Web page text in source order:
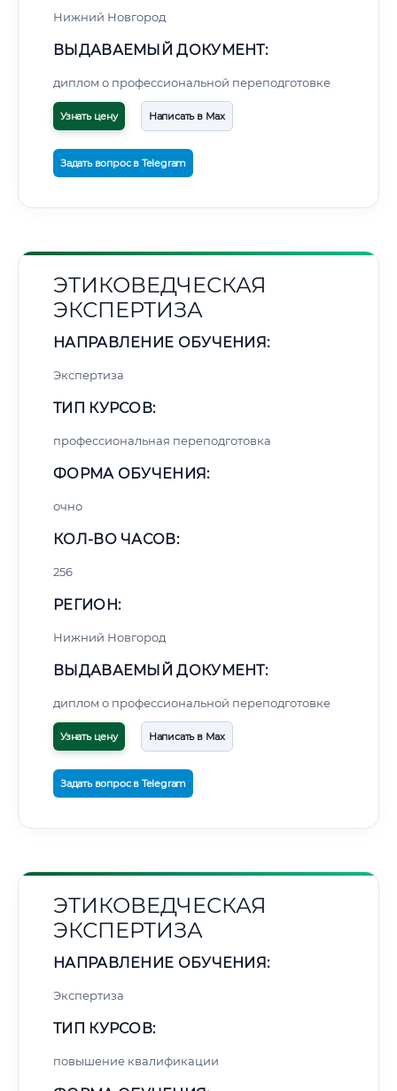
Нижний Новгород
ВЫДАВАЕМЫЙ ДОКУМЕНТ:
диплом о профессиональной переподготовке
Узнать цену Написать в Max
Задать вопрос в Telegram
ЭТИКОВЕДЧЕСКАЯ
ЭКСПЕРТИЗА
НАПРАВЛЕНИЕ ОБУЧЕНИЯ:
Экспертиза
ТИП КУРСОВ:
профессиональная переподготовка
ФОРМА ОБУЧЕНИЯ:
очно
КОЛ-ВО ЧАСОВ:
256
РЕГИОН:
Нижний Новгород
ВЫДАВАЕМЫЙ ДОКУМЕНТ:
диплом о профессиональной переподготовке
Узнать цену Написать в Max
Задать вопрос в Telegram
ЭТИКОВЕДЧЕСКАЯ
ЭКСПЕРТИЗА
НАПРАВЛЕНИЕ ОБУЧЕНИЯ:
Экспертиза
ТИП КУРСОВ:
повышение квалификации